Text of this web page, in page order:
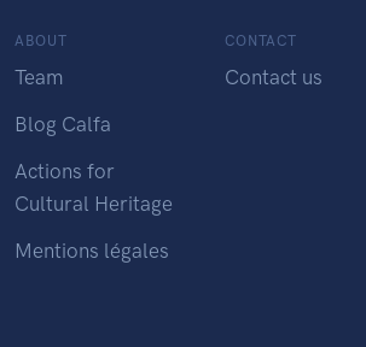
ABOUT
Team
Blog Calfa
Actions for
Cultural Heritage
Mentions légales
CONTACT
Contact us